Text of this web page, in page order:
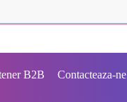
B2B Contacteaza-ne